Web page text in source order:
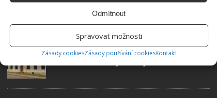
Odmítnout
Spravovat možnosti
Zásady cookiesZásady používání cookiesKontakt
Žádné žaluzie ani rolety. Zajímavý doplněk do
oken si zhotovíte svépomocí
Pár se pustil do rozsáhlé rekonstrukce domu z